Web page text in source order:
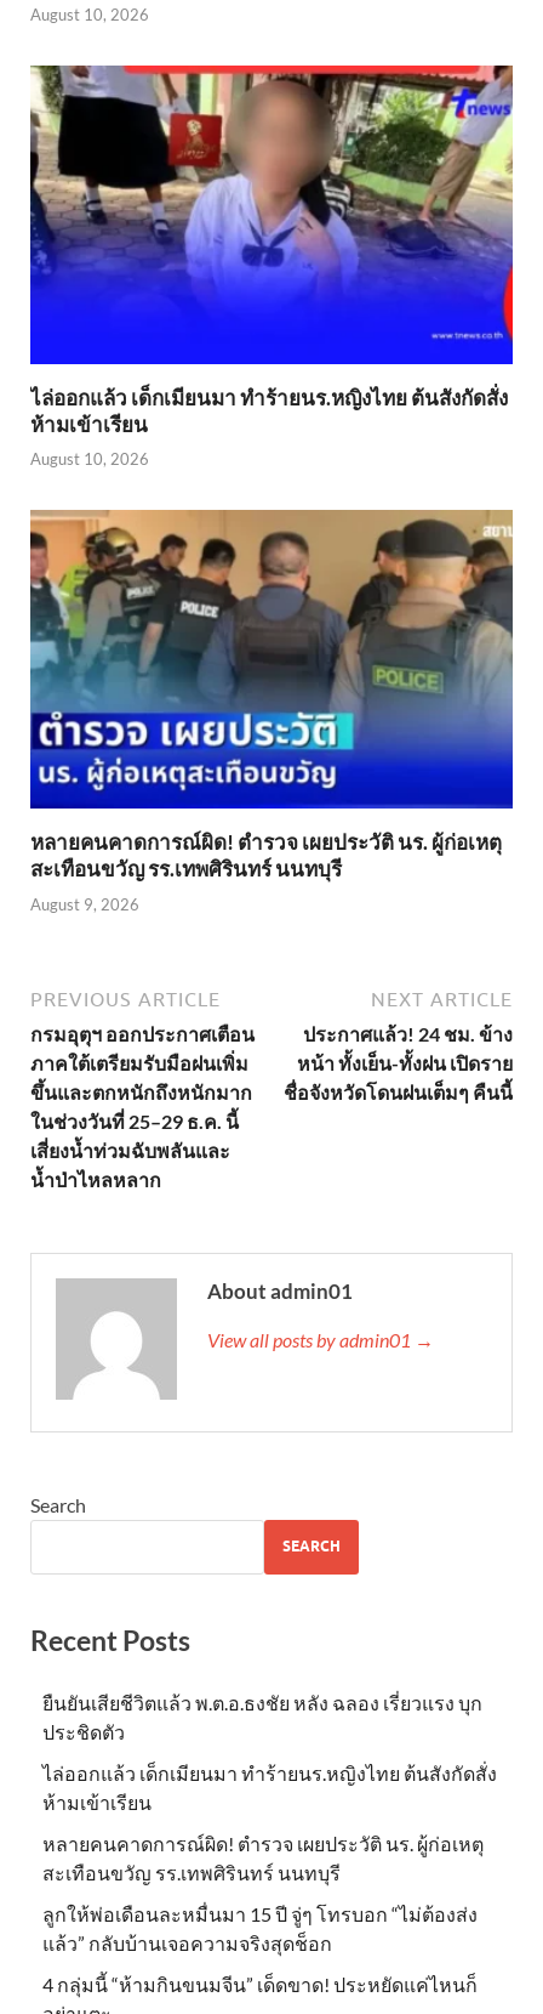
August 10, 2026
ไล่ออกแล้ว เด็กเมียนมา ทำร้ายนร.หญิงไทย ต้นสังกัดสั่ง
ห้ามเข้าเรียน
August 10, 2026
หลายคนคาดการณ์ผิด! ตำรวจ เผยประวัติ นร. ผู้ก่อเหตุ
สะเทือนขวัญ รร.เทพศิรินทร์ นนทบุรี
August 9, 2026
PREVIOUS ARTICLE
กรมอุตุฯ ออกประกาศเตือน
ภาคใต้เตรียมรับมือฝนเพิ่ม
ขึ้นและตกหนักถึงหนักมาก
ในช่วงวันที่ 25–29 ธ.ค. นี้
เสี่ยงน้ำท่วมฉับพลันและ
น้ำป่าไหลหลาก
NEXT ARTICLE
ประกาศแล้ว! 24 ชม. ข้าง
หน้า ทั้งเย็น-ทั้งฝน เปิดราย
ชื่อจังหวัดโดนฝนเต็มๆ คืนนี้
About admin01
View all posts by admin01 →
Search
SEARCH
Recent Posts
ยืนยันเสียชีวิตแล้ว พ.ต.อ.ธงชัย หลัง ฉลอง เรี่ยวแรง บุก
ประชิดตัว
ไล่ออกแล้ว เด็กเมียนมา ทำร้ายนร.หญิงไทย ต้นสังกัดสั่ง
ห้ามเข้าเรียน
หลายคนคาดการณ์ผิด! ตำรวจ เผยประวัติ นร. ผู้ก่อเหตุ
สะเทือนขวัญ รร.เทพศิรินทร์ นนทบุรี
ลูกให้พ่อเดือนละหมื่นมา 15 ปี จู่ๆ โทรบอก “ไม่ต้องส่ง
แล้ว” กลับบ้านเจอความจริงสุดช็อก
4 กลุ่มนี้ “ห้ามกินขนมจีน” เด็ดขาด! ประหยัดแค่ไหนก็